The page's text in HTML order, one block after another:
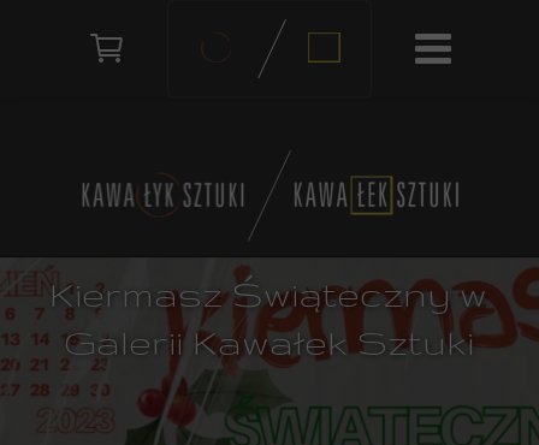
Kiermasz Świąteczny w
Galerii Kawałek Sztuki